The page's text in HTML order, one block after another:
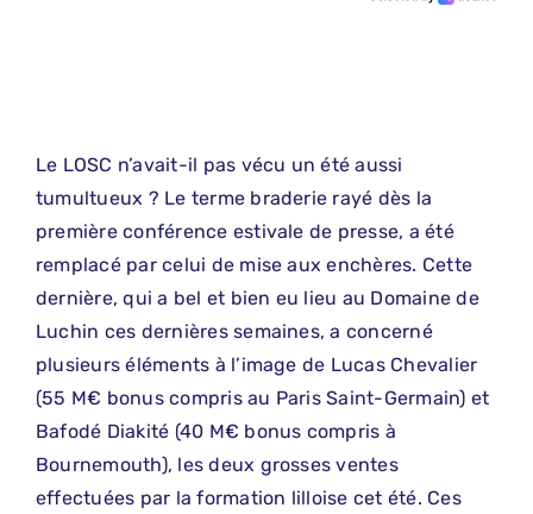
Le LOSC n’avait-il pas vécu un été aussi
tumultueux ? Le terme braderie rayé dès la
première conférence estivale de presse, a été
remplacé par celui de mise aux enchères. Cette
dernière, qui a bel et bien eu lieu au Domaine de
Luchin ces dernières semaines, a concerné
plusieurs éléments à l’image de Lucas Chevalier
(55 M€ bonus compris au Paris Saint-Germain) et
Bafodé Diakité (40 M€ bonus compris à
Bournemouth), les deux grosses ventes
effectuées par la formation lilloise cet été. Ces